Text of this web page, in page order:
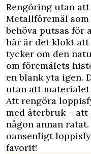
Rengöring utan
Metallföremål
behöva putsas för
här är det klokt
tycker om den
om föremålets
en blank yta igen.
utan att
Att rengöra
med återbruk –
någon annan
oansenligt
favorit!